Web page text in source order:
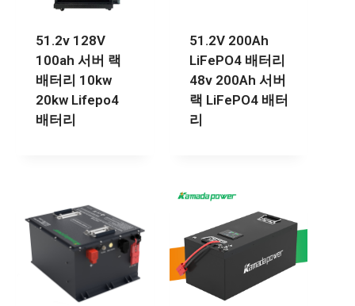
51.2v 128V
100ah 서버 랙
배터리 10kw
20kw Lifepo4
배터리
51.2V 200Ah
LiFePO4 배터리
48v 200Ah 서버
랙 LiFePO4 배터
리